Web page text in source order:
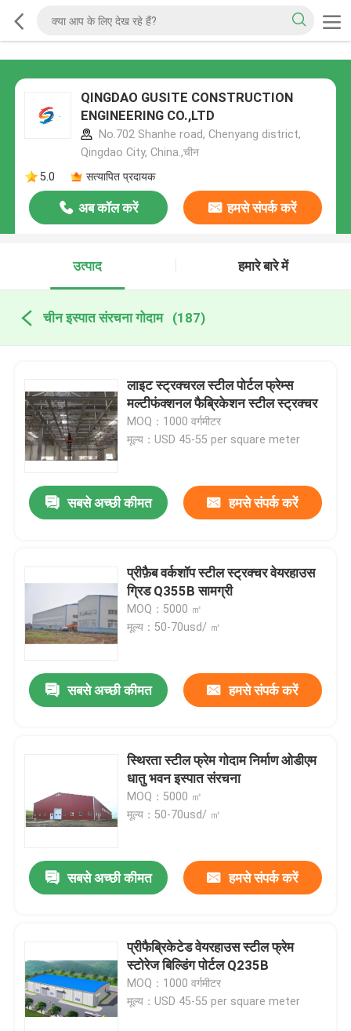
QINGDAO GUSITE CONSTRUCTION
ENGINEERING CO.,LTD
No.702 Shanhe road, Chenyang district,
Qingdao City, China.,चीन
5.0
सत्यापित प्रदायक
अब कॉल करें हमसे संपर्क करें
उत्पाद हमारे बारे में
चीन इस्पात संरचना गोदाम (187)
लाइट स्ट्रक्चरल स्टील पोर्टल फ्रेम्स
मल्टीफंक्शनल फैब्रिकेशन स्टील स्ट्रक्चर
MOQ：1000 वर्गमीटर
मूल्य：USD 45-55 per square meter
सबसे अच्छी कीमत हमसे संपर्क करें
प्रीफ़ैब वर्कशॉप स्टील स्ट्रक्चर वेयरहाउस
ग्रिड Q355B सामग्री
MOQ：5000 ㎡
मूल्य：50-70usd/ ㎡
सबसे अच्छी कीमत हमसे संपर्क करें
स्थिरता स्टील फ्रेम गोदाम निर्माण ओडीएम
धातु भवन इस्पात संरचना
MOQ：5000 ㎡
मूल्य：50-70usd/ ㎡
सबसे अच्छी कीमत हमसे संपर्क करें
प्रीफैब्रिकेटेड वेयरहाउस स्टील फ्रेम
स्टोरेज बिल्डिंग पोर्टल Q235B
MOQ：1000 वर्गमीटर
मूल्य：USD 45-55 per square meter